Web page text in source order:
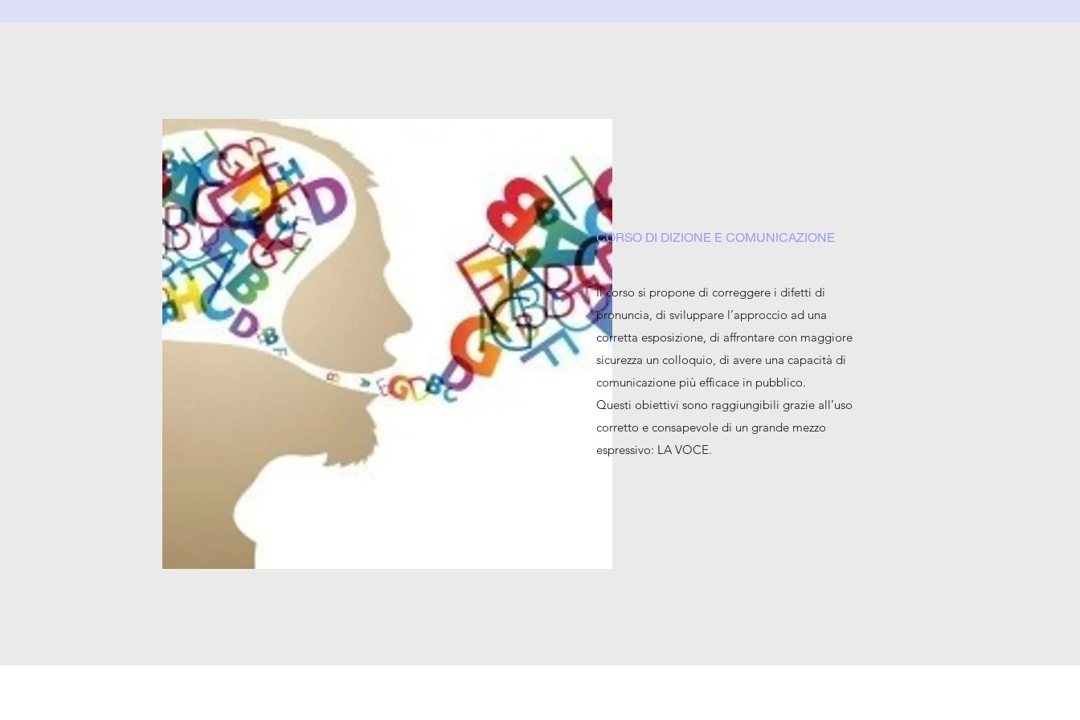
CORSO DI DIZIONE E COMUNICAZIONE
Il corso si propone di correggere i difetti di
pronuncia, di sviluppare l’approccio ad una
corretta esposizione, di affrontare con maggiore
sicurezza un colloquio, di avere una capacità di
comunicazione più efficace in pubblico.
Questi obiettivi sono raggiungibili grazie all’uso
corretto e consapevole di un grande mezzo
espressivo: LA VOCE.